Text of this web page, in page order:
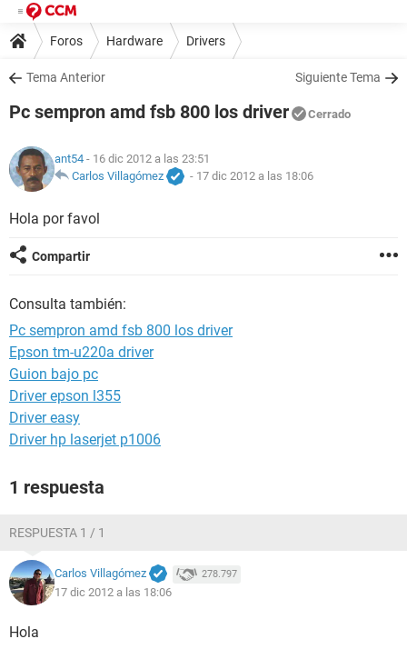
Foros Hardware Drivers
Tema Anterior Siguiente Tema
Pc sempron amd fsb 800 los driver Cerrado
ant54 - 16 dic 2012 a las 23:51
Carlos Villagómez
- 17 dic 2012 a las 18:06
Hola por favol
Compartir
Consulta también:
Pc sempron amd fsb 800 los driver
Epson tm-u220a driver
Guion bajo pc
Driver epson l355
Driver easy
Driver hp laserjet p1006
1 respuesta
RESPUESTA 1 / 1
Carlos Villagómez 278.797
17 dic 2012 a las 18:06
Hola